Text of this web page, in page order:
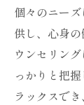
個々のニー
供し、心身
ウンセリン
っかりと把
ラックスで